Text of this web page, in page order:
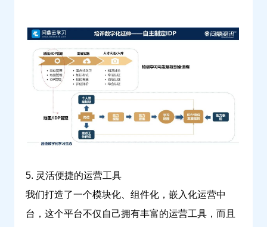
5. 灵活便捷的运营工具
我们打造了一个模块化、组件化，嵌入化运营中
台，这个平台不仅自己拥有丰富的运营工具，而且